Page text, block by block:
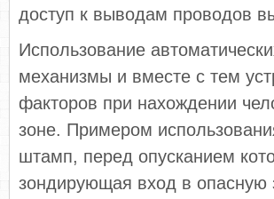
доступ к выводам проводов
Использование
механизмы и вместе с тем
факторов при нахождении
зоне. Примером
штамп, перед опусканием
зондирующая вход в опасную